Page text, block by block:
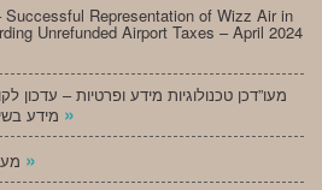
Representation of Wizz Air in
Unrefunded Airport Taxes – April 2024
מעו”דכן טכנולוגיות מידע ופרטיות – עדכון
»
»